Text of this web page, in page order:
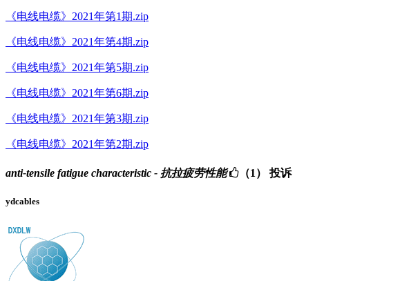
《电线电缆》2021年第1期.zip
《电线电缆》2021年第4期.zip
《电线电缆》2021年第5期.zip
《电线电缆》2021年第6期.zip
《电线电缆》2021年第3期.zip
《电线电缆》2021年第2期.zip
anti-tensile fatigue characteristic - 抗拉疲劳性能 （1） 投诉
ydcables